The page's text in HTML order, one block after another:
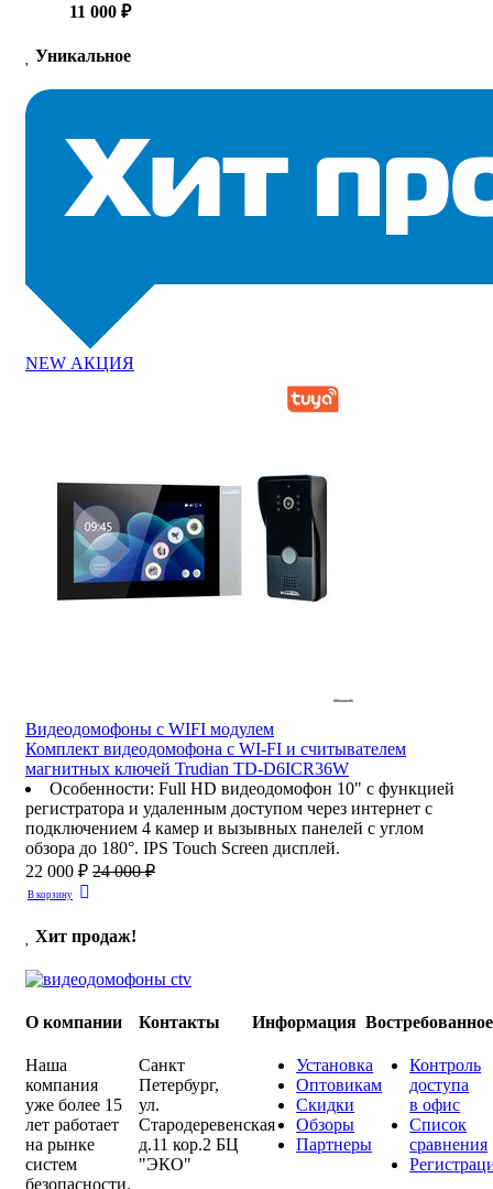
11 000 ₽
Уникальное
NEW АКЦИЯ
Видеодомофоны c WIFI модулем
Комплект видеодомофона с WI-FI и считывателем
магнитных ключей Trudian TD-D6ICR36W
Особенности: Full HD видеодомофон 10" с функцией
регистратора и удаленным доступом через интернет с
подключением 4 камер и вызывных панелей с углом
обзора до 180°. IPS Touch Screen дисплей.
22 000 ₽ 24 000 ₽
В корзину
Хит продаж!
О компании
Наша
компания
уже более 15
лет работает
на рынке
систем
безопасности.
Контакты
Санкт
Петербург,
ул.
Стародеревенская
д.11 кор.2 БЦ
"ЭКО"
Информация
Установка
Оптовикам
Скидки
Обзоры
Партнеры
Востребованное
Контроль
доступа
в офис
Список
сравнения